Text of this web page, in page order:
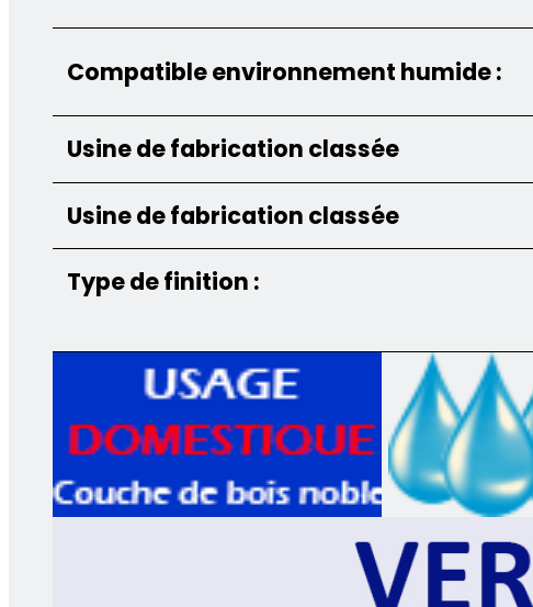
Compatible environnement humide :
Usine de fabrication classée
Usine de fabrication classée
Type de finition :